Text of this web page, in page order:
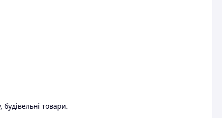
товари.